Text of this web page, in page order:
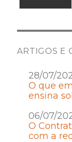
ARTIGOS E
28/07/
O que
ensina
06/07/
O
com a